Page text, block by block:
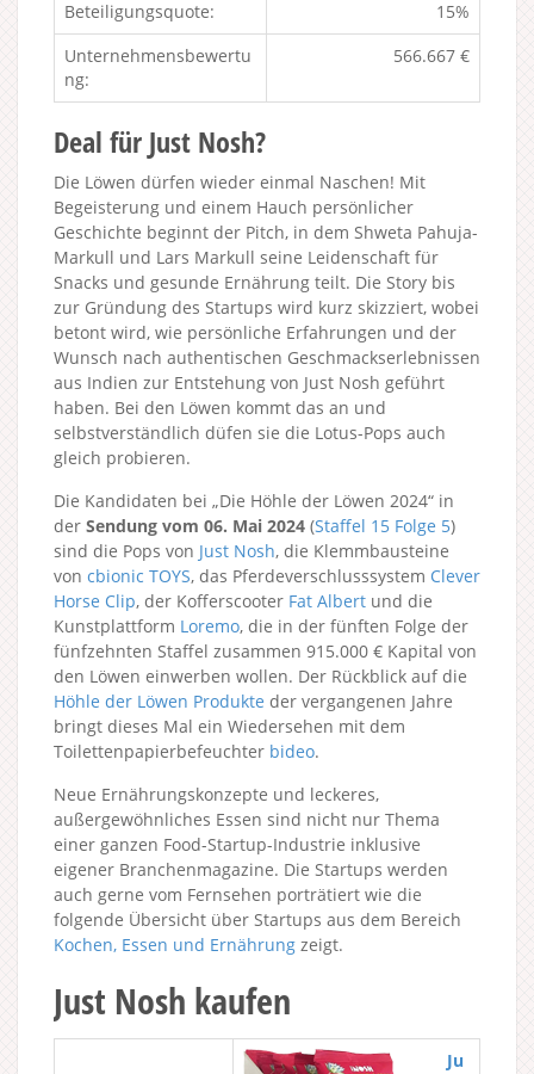
Beteiligungsquote:
15%
Unternehmensbewertu
ng:
566.667 €
Deal für Just Nosh?
Die Löwen dürfen wieder einmal Naschen! Mit
Begeisterung und einem Hauch persönlicher
Geschichte beginnt der Pitch, in dem Shweta Pahuja-
Markull und Lars Markull seine Leidenschaft für
Snacks und gesunde Ernährung teilt. Die Story bis
zur Gründung des Startups wird kurz skizziert, wobei
betont wird, wie persönliche Erfahrungen und der
Wunsch nach authentischen Geschmackserlebnissen
aus Indien zur Entstehung von Just Nosh geführt
haben. Bei den Löwen kommt das an und
selbstverständlich düfen sie die Lotus-Pops auch
gleich probieren.
Die Kandidaten bei „Die Höhle der Löwen 2024“ in
der Sendung vom 06. Mai 2024 (Staffel 15 Folge 5)
sind die Pops von Just Nosh, die Klemmbausteine
von cbionic TOYS, das Pferdeverschlusssystem Clever
Horse Clip, der Kofferscooter Fat Albert und die
Kunstplattform Loremo, die in der fünften Folge der
fünfzehnten Staffel zusammen 915.000 € Kapital von
den Löwen einwerben wollen. Der Rückblick auf die
Höhle der Löwen Produkte der vergangenen Jahre
bringt dieses Mal ein Wiedersehen mit dem
Toilettenpapierbefeuchter bideo.
Neue Ernährungskonzepte und leckeres,
außergewöhnliches Essen sind nicht nur Thema
einer ganzen Food-Startup-Industrie inklusive
eigener Branchenmagazine. Die Startups werden
auch gerne vom Fernsehen porträtiert wie die
folgende Übersicht über Startups aus dem Bereich
Kochen, Essen und Ernährung zeigt.
Just Nosh kaufen
Ju